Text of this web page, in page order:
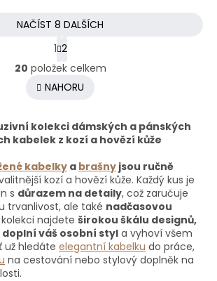
O
v
l
a
c
p
r
v
k
y
v
ý
p
NAČÍST 8 DALŠÍCH
1 2
20 položek celkem
NAHORU
kolekci dámských a pánských
kabelek z kozí a hovězí kůže
kabelkya brašny jsou ručně
kozí a hovězí kůže. Každý kus je
s důrazem na detaily, což zaručuje
trvanlivost, ale také nadčasovou
kolekci najdete širokou škálu designů,
váš osobní styl a vyhoví všem
hledáte elegantní kabelku do práce,
na cestování nebo stylový doplněk na